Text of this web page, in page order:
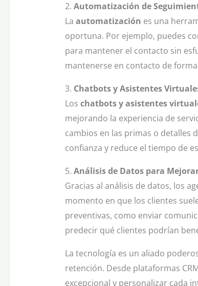
2. Automatización de
La automatización es una
oportuna. Por ejemplo, puedes
para mantener el contacto sin
mantenerse en contacto de
3. Chatbots y Asistentes
Los chatbots y asistentes
mejorando la experiencia de
cambios en las primas o detalles
confianza y reduce el tiempo de
5. Análisis de Datos para
Gracias al análisis de datos, los
momento en que los clientes
preventivas, como enviar
predecir qué clientes podrían
La tecnología es un aliado
retención. Desde plataformas
excepcional y personalizar cada